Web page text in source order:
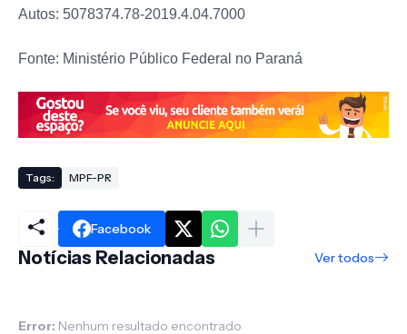
Autos: 5078374.78-2019.4.04.7000
Fonte: Ministério Público Federal no Paraná
Tags: MPF-PR
Facebook
Notícias Relacionadas Ver todos
Error: Nenhum resultado encontrado